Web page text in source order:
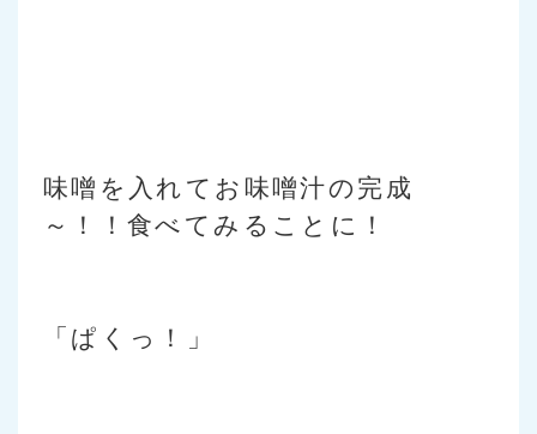
味噌を入れてお味噌汁の完成
～！！食べてみることに！
「ぱくっ！」